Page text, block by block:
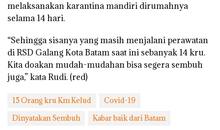
melaksanakan karantina mandiri dirumahnya
selama 14 hari.
“Sehingga sisanya yang masih menjalani perawatan
di RSD Galang Kota Batam saat ini sebanyak 14 kru.
Kita doakan mudah-mudahan bisa segera sembuh
juga,” kata Rudi. (red)
15 Orang kru Km Kelud
Covid-19
Dinyatakan Sembuh
Kabar baik dari Batam